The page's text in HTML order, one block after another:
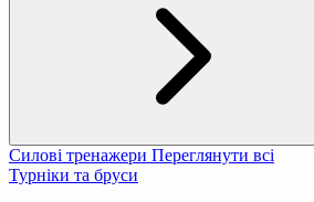
Силові тренажери Переглянути всі
Турніки та бруси